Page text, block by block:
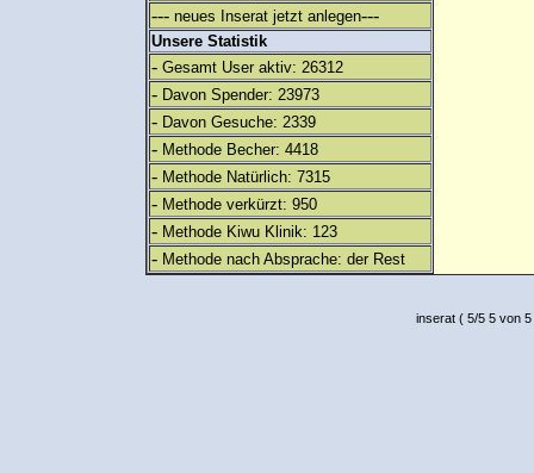
--- neues Inserat jetzt anlegen---
Unsere Statistik
- Gesamt User aktiv: 26312
- Davon Spender: 23973
- Davon Gesuche: 2339
- Methode Becher: 4418
- Methode Natürlich: 7315
- Methode verkürzt: 950
- Methode Kiwu Klinik: 123
- Methode nach Absprache: der Rest
inserat( 5/5 5 von 5